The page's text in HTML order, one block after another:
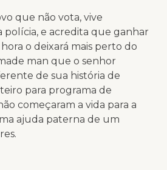
que não vota, vive
polícia, e acredita que ganhar
o deixará mais perto do
man que o senhor
de sua história de
para programa de
começaram a vida para a
ajuda paterna de um